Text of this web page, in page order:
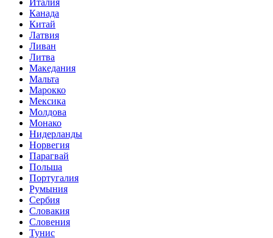
Италия
Канада
Китай
Латвия
Ливан
Литва
Македания
Мальта
Марокко
Мексика
Молдова
Монако
Нидерланды
Норвегия
Парагвай
Польша
Португалия
Румыния
Сербия
Словакия
Словения
Тунис